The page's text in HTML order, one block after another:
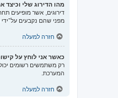
מהו הדירוג שלי וכיצד
דירוגים, אשר מופיעים
מפני שהם נקבעים
חזרה למעלה
כאשר אני לוחץ על
רק משתמשים רשומים
המערכת.
חזרה למעלה